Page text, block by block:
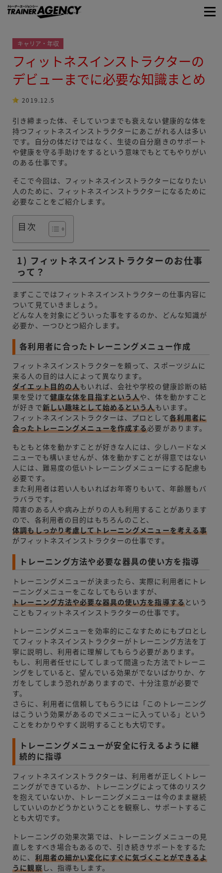
キャリア・年収
フィットネスインストラクターの
デビューまでに必要な知識まとめ
2019.12.5
引き締まった体、そしていつまでも衰えない健康的な体を
持つフィットネスインストラクターにあこがれる人は多い
です。自分の体だけではなく、生徒の自分磨きのサポート
や健康を守る手助けをするという意味でもとてもやりがい
のある仕事です。
そこで今回は、フィットネスインストラクターになりたい
人のために、フィットネスインストラクターになるために
必要なことをご紹介します。
目次
1) フィットネスインストラクターのお仕事
って？
まずここではフィットネスインストラクターの仕事内容に
ついて見ていきましょう。
どんな人を対象にどういった事をするのか、どんな知識が
必要か、一つひとつ紹介します。
各利用者に合ったトレーニングメニュー作成
フィットネスインストラクターを頼って、スポーツジムに
来る人の目的は人によって異なります。
ダイエット目的の人もいれば、会社や学校の健康診断の結
果を受けて健康な体を目指すという人や、体を動かすこと
が好きで新しい趣味として始めるという人もいます。
フィットネスインストラクターは、プロとして各利用者に
合ったトレーニングメニューを作成する必要があります。
もともと体を動かすことが好きな人には、少しハードなメ
ニューでも構いませんが、体を動かすことが得意ではない
人には、難易度の低いトレーニングメニューにする配慮も
必要です。
また利用者は若い人もいればお年寄りもいて、年齢層もバ
ラバラです。
障害のある人や病み上がりの人も利用することがあります
ので、各利用者の目的はもちろんのこと、
体調もしっかり考慮してトレーニングメニューを考える事
がフィットネスインストラクターの仕事です。
トレーニング方法や必要な器具の使い方を指導
トレーニングメニューが決まったら、実際に利用者にトレ
ーニングメニューをこなしてもらいますが、
トレーニング方法や必要な器具の使い方を指導するという
こともフィットネスインストラクターの仕事です。
トレーニングメニューを効率的にこなすためにもプロとし
てフィットネスインストラクターがトレーニング方法を丁
寧に説明し、利用者に理解してもらう必要があります。
もし、利用者任せにしてしまって間違った方法でトレーニ
ングをしていると、望んでいる効果がでないばかりか、ケ
ガをしてしまう恐れがありますので、十分注意が必要で
す。
さらに、利用者に信頼してもらうには「このトレーニング
はこういう効果があるのでメニューに入っている」という
ことをわかりやすく説明することも大切です。
トレーニングメニューが安全に行えるように継
続的に指導
フィットネスインストラクターは、利用者が正しくトレー
ニングができているか、トレーニングによって体のリスク
を抱えていないか、トレーニングメニューは今のまま継続
していいのかどうかということを観察し、サポートするこ
とも大切です。
トレーニングの効果次第では、トレーニングメニューの見
直しをすべき場合もあるので、引き続きサポートをするた
めに、 利用者の細かい変化にすぐに気づくことができるよ
うに観察し、指導もします。